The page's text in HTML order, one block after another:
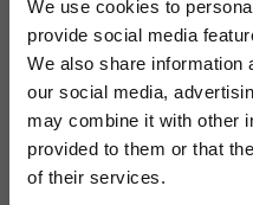
We use cookies to
provide social media
We also share information
our social media,
may combine it with other
provided to them or that
of their services.
Non perdere le novità di
Acconsento a ricevere novità